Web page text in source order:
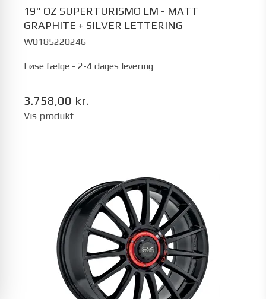
19" OZ SUPERTURISMO LM - MATT
GRAPHITE + SILVER LETTERING
W0185220246
Løse fælge - 2-4 dages levering
3.758,00 kr.
Vis produkt